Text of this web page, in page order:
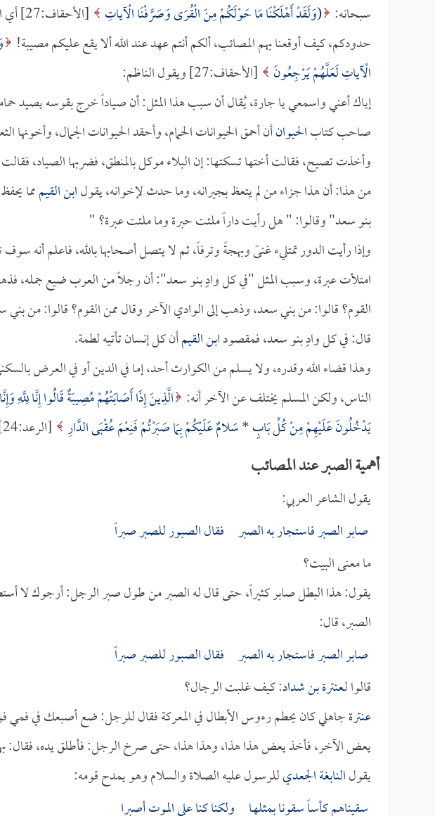
سبحانه: (وَلَقَدْ أَهْلَكْنَا مَا حَوْلَكُمْ مِنَ الْقُرَى وَصَرَّفْنَا الْآياتِ
حدودكم، كيف أوقعنا بهم المصائب، ألكم أنتم عهد عند الله ألا يقع عليكم مصيبة!
الْآياتِ لَعَلَّهُمْ يَرْجِعُونَ
[الأحقاف:27] ويقول الناظم:
إياك أعني واسمعي يا جارة، يُقال أن سبب هذا المثل: أن صياداً خرج بقوسه يصيد
صاحب كتابالحيوانأن أحمق الحيوانات الحمام، وأحقد الحيوانات الجمال، وأخونها
وأخذت تصيح، فقالت أختها تسكتها: إن البلاء موكل بالمنطق، فضربها الصياد،
من هذا: أن هذا جزاء من لم يتعظ بجيرانه، وما حدث لإخوانه، يقولابن القيممما
بنو سعد" وقالوا: " هل رأيت داراً ملئت حبرة وما ملئت عبرة؟ "
وإذا رأيت الدور تمتليء غنىً وبهجةً وترفاً، ثم لا يتصل أصحابها بالله، فاعلم أنه
امتلأت عبرة، وسبب المثل "في كل وادٍ بنو سعد": أن رجلاً من العرب ضيع جمله،
القوم؟ قالوا: من بني سعد، وذهب إلى الوادي الآخر وقال ممن القوم؟ قالوا: من
قال: في كل وادٍ بنو سعد، فمقصودابن القيمأن كل إنسان تأتيه لطمة.
وهذا قضاء الله وقدره، ولا يسلم من الكوارث أحد، إما في الدين أو في العرض
الناس، ولكن المسلم يختلف عن الآخر أنه: الَّذِينَ إِذَا أَصَابَتْهُمْ مُصِيبَةٌ قَالُوا إِنَّا لِلَّهِ
يَدْخُلُونَ عَلَيْهِمْ مِنْ كُلِّ بَابٍ*سَلامٌ عَلَيْكُمْ بِمَا صَبَرْتُمْ فَنِعْمَ عُقْبَى الدَّارِ [الرعد:24].
أهمية الصبر عند المصائب
يقول الشاعر العربي:
صابر الصبر فاستجار به الصبر فقال الصبور للصبر صبراً
ما معنى البيت؟
يقول: هذا البطل صابر كثيراً، حتى قال له الصبر من طول صبر الرجل: أرجوك لا
الصبر، قال:
صابر الصبر فاستجار به الصبر فقال الصبور للصبر صبراً
قالوا لـعنترة بن شداد: كيف غلبت الرجال؟
عنترةجاهلي كان يحطم رءوس الأبطال في المعركة فقال للرجل: ضع أصبعك في
يعض الآخر، فأخذ يعض هذا هذا، وهذا هذا، حتى صرخ الرجل: فأطلق يده، فقال:
يقولالنابغة الجعديللرسول عليه الصلاة والسلام وهو يمدح قومه:
سقيناهم كأساً سقونا بمثلهـا ولكنا كنا على الموت أصبرا